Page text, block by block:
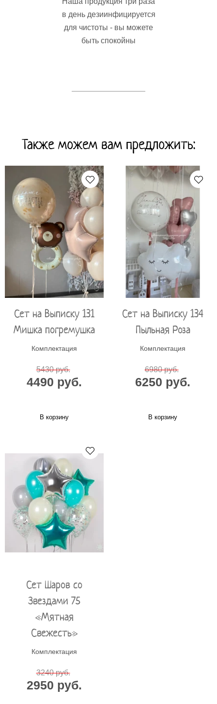
в день дезиинфицируется
для чистоты - вы можете
быть спокойны
Также можем вам предложить:
Сет на Выписку 131
Мишка погремушка
Комплектация
5430 руб.
4490 руб.
В корзину
Сет на Выписку 134
Пыльная Роза
Комплектация
6980 руб.
6250 руб.
В корзину
Сет Шаров со
Звездами 75
«Мятная
Свежесть»
Комплектация
3240 руб.
2950 руб.